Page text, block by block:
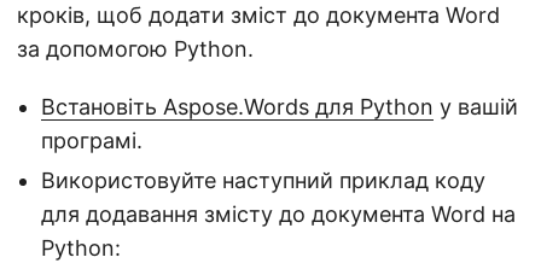
кроків, щоб додати зміст до документа Word
за допомогою Python.
Встановіть Aspose.Words для Python у вашій
програмі.
Використовуйте наступний приклад коду
для додавання змісту до документа Word на
Python: